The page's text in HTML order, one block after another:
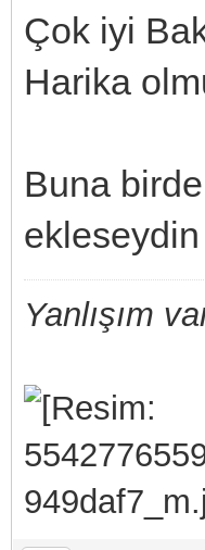
Çok iyi
Harika
Buna
Yanlışım